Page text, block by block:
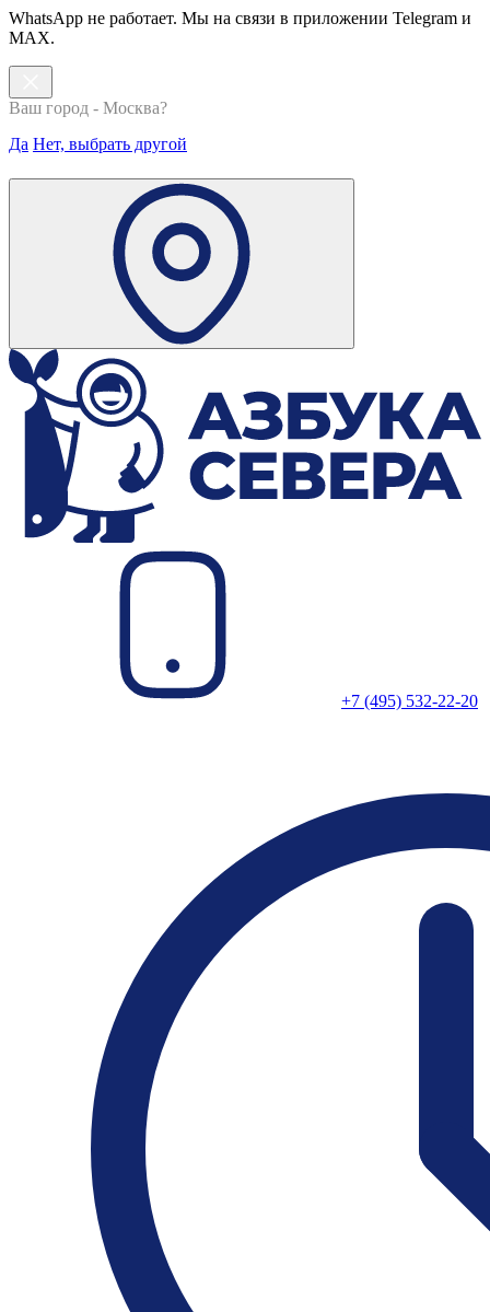
WhatsApp не работает. Мы на связи в приложении Telegram и
MAX.
Ваш город - Москва?
Да Нет, выбрать другой
+7 (495) 532-22-20